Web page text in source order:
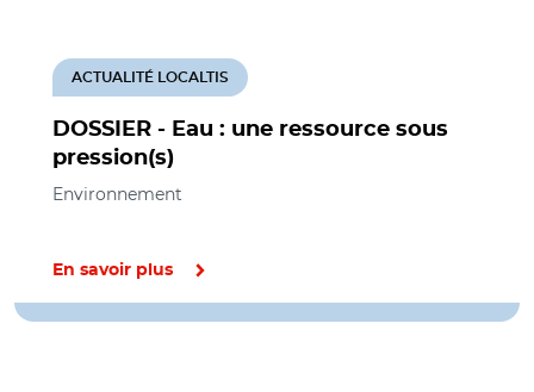
DOSSIER - Eau : une ressource sous
pression(s)
ACTUALITÉ LOCALTIS
Environnement
En savoir plus